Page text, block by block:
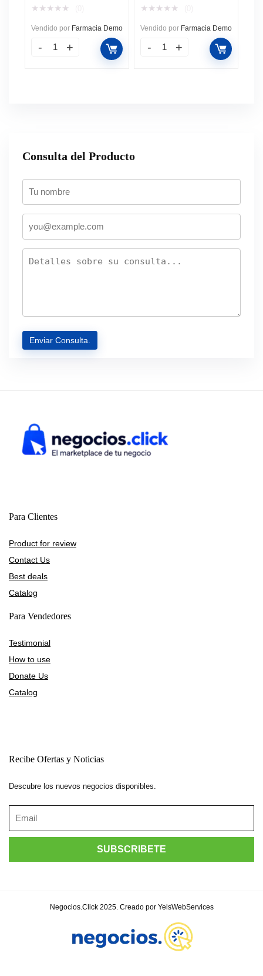
★ ★ ★ ★ ★
Vendido por Farmacia Demo
★ ★ ★ ★ ★
Vendido por Farmacia Demo
Consulta del Producto
Para Clientes
Product for review
Contact Us
Best deals
Catalog
Para Vendedores
Testimonial
How to use
Donate Us
Catalog
Recibe Ofertas y Noticias
Descubre los nuevos negocios disponibles.
Negocios.Click 2025. Creado por YelsWebServices